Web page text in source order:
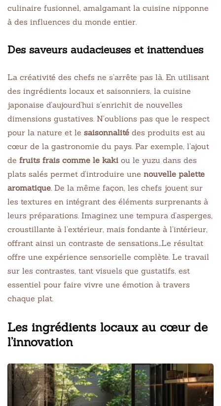
culinaire fusionnel, amalgamant la cuisine nipponne
à des influences du monde entier.
Des saveurs audacieuses et inattendues
La créativité des chefs ne s’arrête pas là. En utilisant
des ingrédients locaux et saisonniers, la cuisine
japonaise d’aujourd’hui s’enrichit de nouvelles
dimensions gustatives. N’oublions pas que le respect
pour la nature et le saisonnalité des produits est au
cœur de la gastronomie du pays. Par exemple, l’ajout
de fruits frais comme le kaki ou le yuzu dans des
plats salés permet d’introduire une nouvelle palette
aromatique. De la même façon, les chefs jouent sur
les textures en intégrant des éléments surprenants à
leurs préparations. Imaginez une tempura d’asperges,
croustillante à l’extérieur, mais fondante à l’intérieur,
offrant ainsi un contraste de sensations…Le résultat
offre une expérience sensorielle complète. Le travail
sur les contrastes, tant visuels que gustatifs, est
essentiel pour faire vivre une émotion à travers
chaque plat.
Les ingrédients locaux au cœur de
l’innovation